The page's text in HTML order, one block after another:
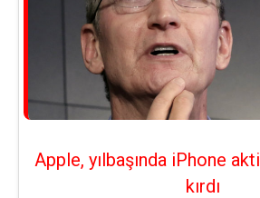
Apple, yılbaşında iPhone
kırdı